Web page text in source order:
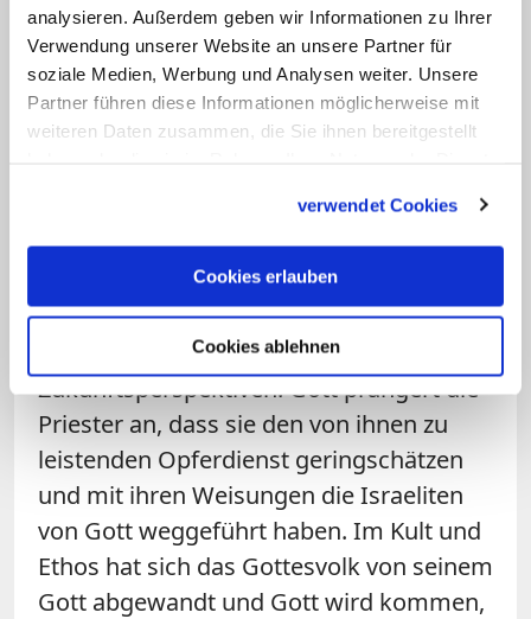
analysieren. Außerdem geben wir Informationen zu Ihrer
Verwendung unserer Website an unsere Partner für
soziale Medien, Werbung und Analysen weiter. Unsere
Partner führen diese Informationen möglicherweise mit
weiteren Daten zusammen, die Sie ihnen bereitgestellt
verwendet Cookies
Cookies erlauben
Cookies ablehnen
Heerscharen
— Maleachi 3,7
Die grundlegende Antwort auf diese
Buches gegeben: Die unverbrüchliche
Liebe Gottes zu seinem Volk ist die
Grundlage sowohl der in der
Beantwortung folgenden Kritik als auch
für die aufgezeigten
Zukunftsperspektiven. Gott prangert die
Priester an, dass sie den von ihnen zu
leistenden Opferdienst geringschätzen
und mit ihren Weisungen die Israeliten
von Gott weggeführt haben. Im Kult und
Ethos hat sich das Gottesvolk von seinem
Gott abgewandt und Gott wird kommen,